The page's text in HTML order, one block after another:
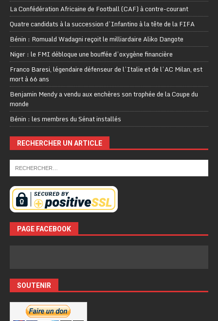
La Confédération Africaine de Football (CAF) à contre-courant
Quatre candidats à la succession d’Infantino à la tête de la FIFA
Bénin : Romuald Wadagni reçoit le milliardaire Aliko Dangote
Niger : le FMI débloque une bouffée d’oxygène financière
Franco Baresi, légendaire défenseur de l’Italie et de l’AC Milan, est
mort à 66 ans
Benjamin Mendy a vendu aux enchères son trophée de la Coupe du
monde
Bénin : les membres du Sénat installés
RECHERCHER UN ARTICLE
PAGE FACEBOOK
SOUTENIR